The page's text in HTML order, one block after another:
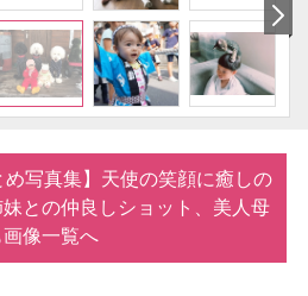
め写真集】天使の笑顔に癒しの
との仲良しショット、美人母
画像一覧へ